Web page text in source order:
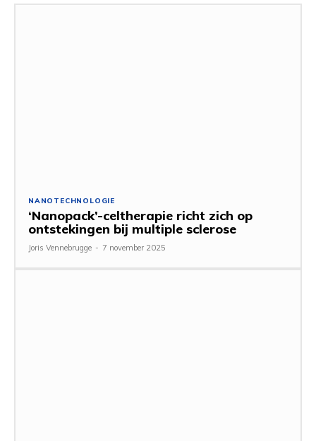
NANOTECHNOLOGIE
‘Nanopack’-celtherapie richt zich op
ontstekingen bij multiple sclerose
Joris Vennebrugge - 7 november 2025